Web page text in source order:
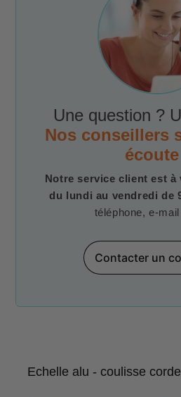
Une question ?
Nos conseillers
Notre service client est
du lundi au vendredi de
téléphone, e-
Contacter un
Echelle alu - coulisse